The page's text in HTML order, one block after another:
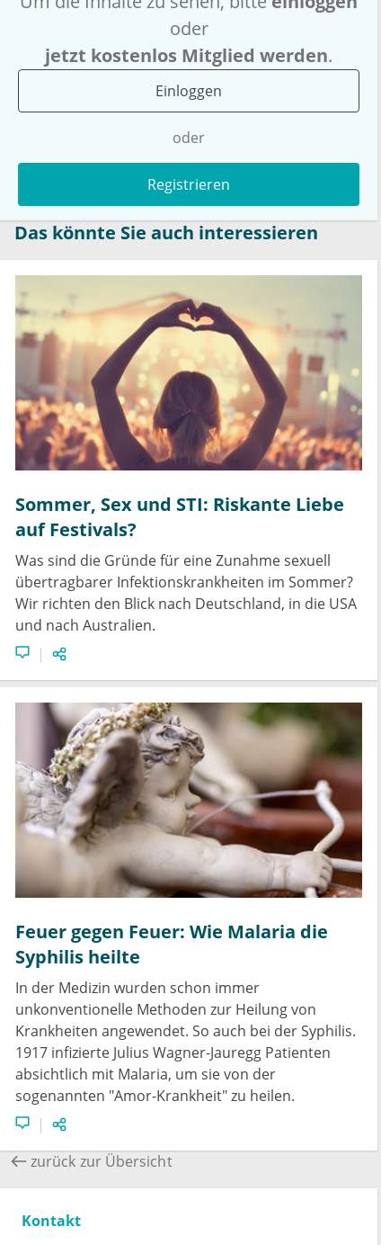
oder
jetzt kostenlos Mitglied werden.
Einloggen
oder
Registrieren
Das könnte Sie auch interessieren
Sommer, Sex und STI: Riskante Liebe
auf Festivals?
Was sind die Gründe für eine Zunahme sexuell
übertragbarer Infektionskrankheiten im Sommer?
Wir richten den Blick nach Deutschland, in die USA
und nach Australien.
Feuer gegen Feuer: Wie Malaria die
Syphilis heilte
In der Medizin wurden schon immer
unkonventionelle Methoden zur Heilung von
Krankheiten angewendet. So auch bei der Syphilis.
1917 infizierte Julius Wagner-Jauregg Patienten
absichtlich mit Malaria, um sie von der
sogenannten "Amor-Krankheit" zu heilen.
zurück zur Übersicht
Kontakt